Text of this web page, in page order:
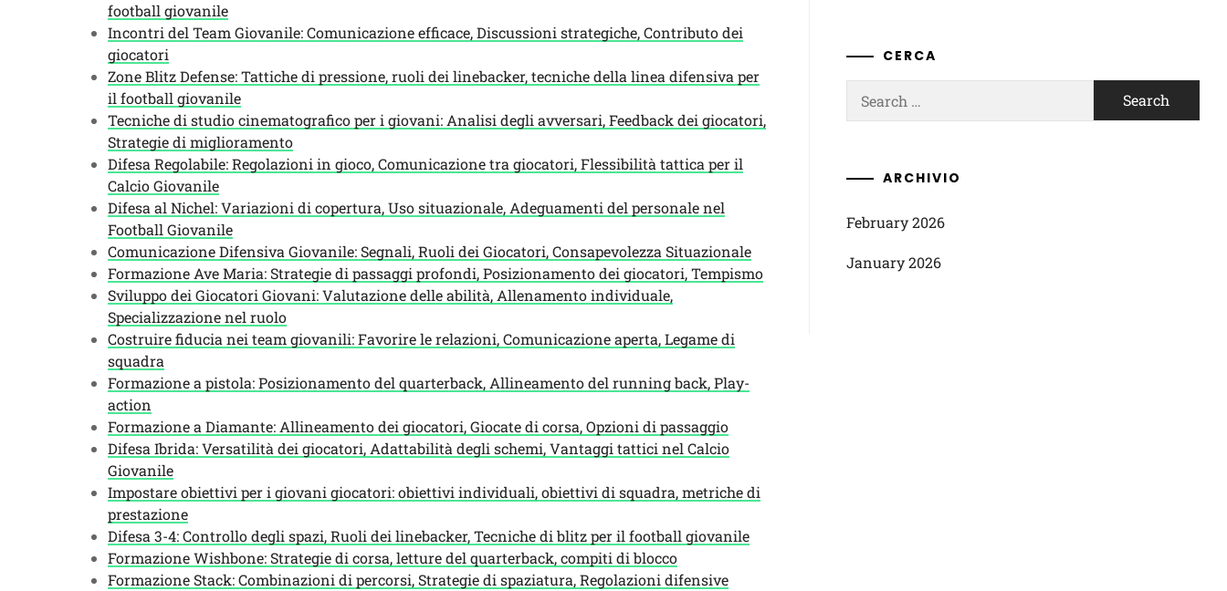
football giovanile
Incontri del Team Giovanile: Comunicazione efficace, Discussioni strategiche, Contributo dei
giocatori
Zone Blitz Defense: Tattiche di pressione, ruoli dei linebacker, tecniche della linea difensiva per
il football giovanile
Tecniche di studio cinematografico per i giovani: Analisi degli avversari, Feedback dei giocatori,
Strategie di miglioramento
Difesa Regolabile: Regolazioni in gioco, Comunicazione tra giocatori, Flessibilità tattica per il
Calcio Giovanile
Difesa al Nichel: Variazioni di copertura, Uso situazionale, Adeguamenti del personale nel
Football Giovanile
Comunicazione Difensiva Giovanile: Segnali, Ruoli dei Giocatori, Consapevolezza Situazionale
Formazione Ave Maria: Strategie di passaggi profondi, Posizionamento dei giocatori, Tempismo
Sviluppo dei Giocatori Giovani: Valutazione delle abilità, Allenamento individuale,
Specializzazione nel ruolo
Costruire fiducia nei team giovanili: Favorire le relazioni, Comunicazione aperta, Legame di
squadra
Formazione a pistola: Posizionamento del quarterback, Allineamento del running back, Play-
action
Formazione a Diamante: Allineamento dei giocatori, Giocate di corsa, Opzioni di passaggio
Difesa Ibrida: Versatilità dei giocatori, Adattabilità degli schemi, Vantaggi tattici nel Calcio
Giovanile
Impostare obiettivi per i giovani giocatori: obiettivi individuali, obiettivi di squadra, metriche di
prestazione
Difesa 3-4: Controllo degli spazi, Ruoli dei linebacker, Tecniche di blitz per il football giovanile
Formazione Wishbone: Strategie di corsa, letture del quarterback, compiti di blocco
Formazione Stack: Combinazioni di percorsi, Strategie di spaziatura, Regolazioni difensive
CERCA
for:
ARCHIVIO
February 2026
January 2026